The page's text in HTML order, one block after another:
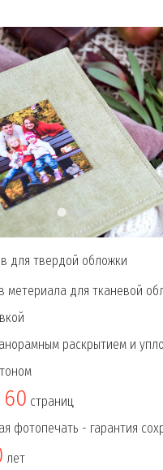
для твердой обложки
метериала для тканевой
раскрытием и
60 страниц
фотопечать - гарантия
лет